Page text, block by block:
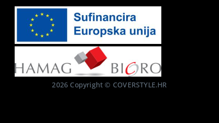
2026 Copyright © COVERSTYLE.HR